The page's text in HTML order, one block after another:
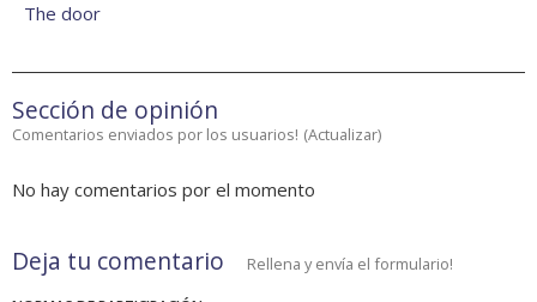
The door
Sección de opinión
Comentarios enviados por los usuarios! (Actualizar)
No hay comentarios por el momento
Deja tu comentario Rellena y envía el formulario!